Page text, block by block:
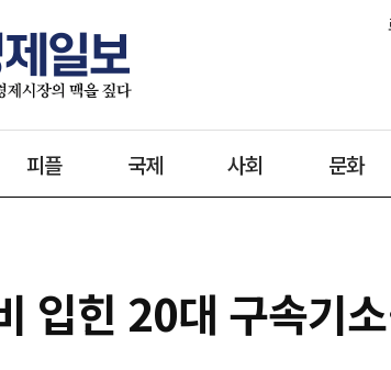
피플 국제 사회 문화
입힌 20대 구속기